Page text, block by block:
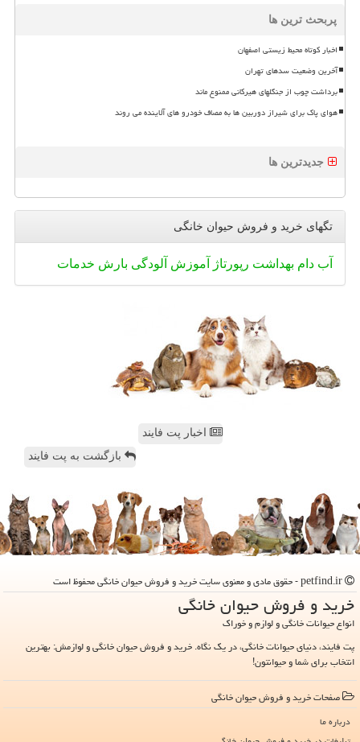
پربحث ترین ها
اخبار کوتاه محیط زیستی اصفهان
آخرین وضعیت سدهای تهران
برداشت چوب از جنگلهای هیرکانی ممنوع ماند
هوای پاک برای شیراز دوربین ها به مصاف خودرو های آلاینده می روند
جدیدترین ها
تگهای خرید و فروش حیوان خانگی
آب دام بهداشت رپورتاژ آموزش آلودگی بارش خدمات
اخبار پت فایند
بازگشت به پت فایند
خرید و فروش حیوان خانگی
انواع حیوانات خانگی و لوازم و خوراک
پت فایند، دنیای حیوانات خانگی، در یک نگاه. خرید و فروش حیوان خانگی و لوازمش: بهترین
انتخاب برای شما و حیوانتون!
صفحات خرید و فروش حیوان خانگی
درباره ما